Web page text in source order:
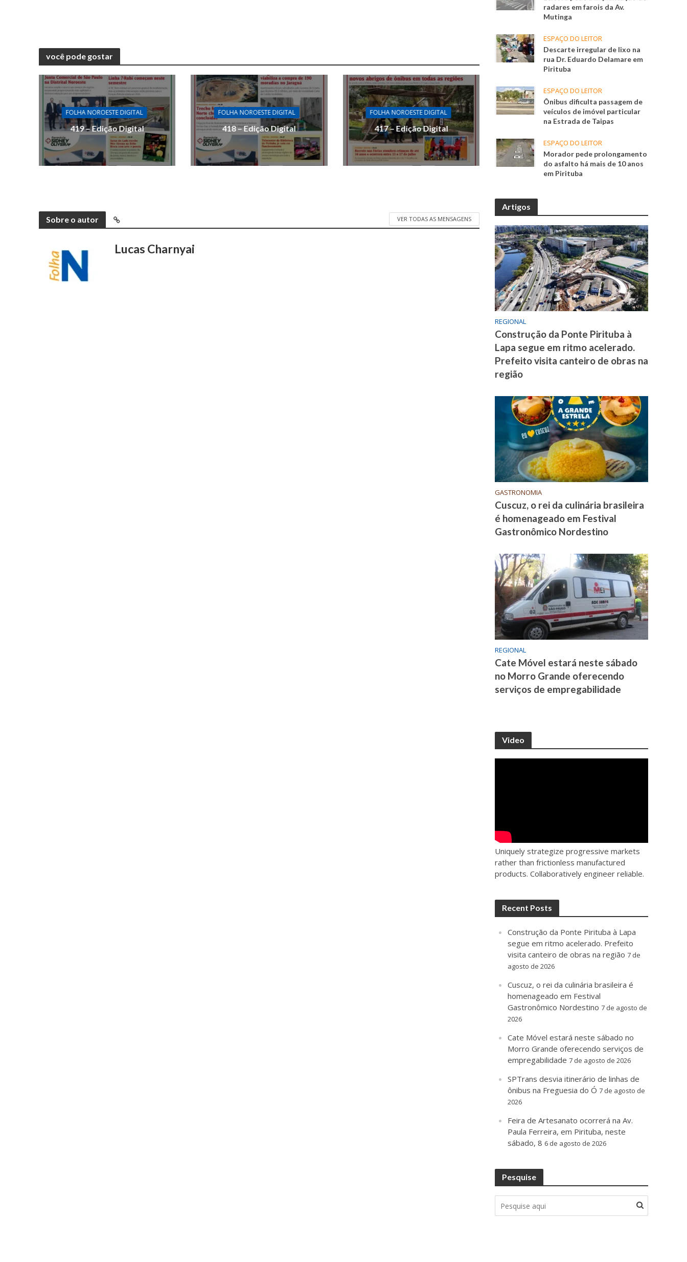
você pode gostar
FOLHA NOROESTE DIGITAL
419 – Edição Digital
FOLHA NOROESTE DIGITAL
418 – Edição Digital
FOLHA NOROESTE DIGITAL
417 – Edição Digital
Sobre o autor VER TODAS AS MENSAGENS
Lucas Charnyai
radares em farois da Av.
Mutinga
ESPAÇO DO LEITOR
Descarte irregular de lixo na
rua Dr. Eduardo Delamare em
Pirituba
ESPAÇO DO LEITOR
Ônibus dificulta passagem de
veículos de imóvel particular
na Estrada de Taipas
ESPAÇO DO LEITOR
Morador pede prolongamento
do asfalto há mais de 10 anos
em Pirituba
Artigos
REGIONAL
Construção da Ponte Pirituba à
Lapa segue em ritmo acelerado.
Prefeito visita canteiro de obras na
região
GASTRONOMIA
Cuscuz, o rei da culinária brasileira
é homenageado em Festival
Gastronômico Nordestino
REGIONAL
Cate Móvel estará neste sábado
no Morro Grande oferecendo
serviços de empregabilidade
Video
Uniquely strategize progressive markets
rather than frictionless manufactured
products. Collaboratively engineer reliable.
Recent Posts
Construção da Ponte Pirituba à Lapa
segue em ritmo acelerado. Prefeito
visita canteiro de obras na região 7 de
agosto de 2026
Cuscuz, o rei da culinária brasileira é
homenageado em Festival
Gastronômico Nordestino 7 de agosto de
2026
Cate Móvel estará neste sábado no
Morro Grande oferecendo serviços de
empregabilidade 7 de agosto de 2026
SPTrans desvia itinerário de linhas de
ônibus na Freguesia do Ó 7 de agosto de
2026
Feira de Artesanato ocorrerá na Av.
Paula Ferreira, em Pirituba, neste
sábado, 8 6 de agosto de 2026
Pesquise